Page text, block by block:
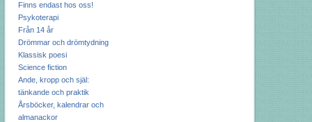
Finns endast hos oss!
Psykoterapi
Från 14 år
Drömmar och drömtydning
Klassisk poesi
Science fiction
Ande, kropp och själ:
tänkande och praktik
Årsböcker, kalendrar och
almanackor